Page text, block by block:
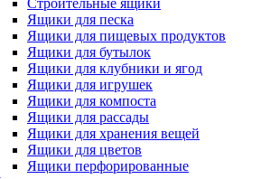
Ящики для песка
Ящики для пищевых продуктов
Ящики для бутылок
Ящики для клубники и ягод
Ящики для игрушек
Ящики для компоста
Ящики для рассады
Ящики для хранения вещей
Ящики для цветов
Ящики перфорированные